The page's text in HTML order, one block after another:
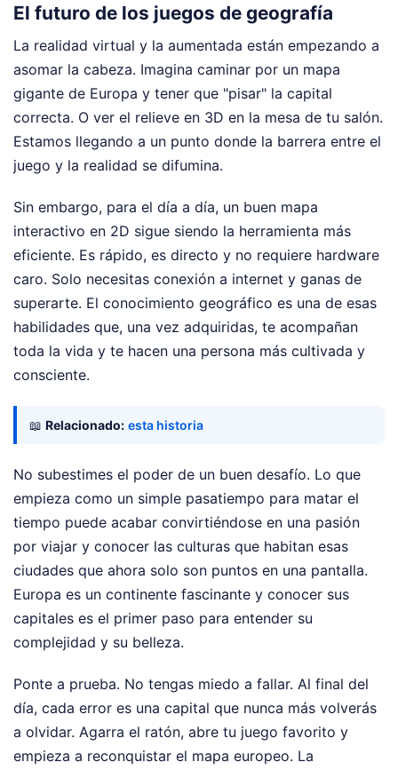
El futuro de los juegos de geografía
La realidad virtual y la aumentada están empezando a
asomar la cabeza. Imagina caminar por un mapa
gigante de Europa y tener que "pisar" la capital
correcta. O ver el relieve en 3D en la mesa de tu salón.
Estamos llegando a un punto donde la barrera entre el
juego y la realidad se difumina.
Sin embargo, para el día a día, un buen mapa
interactivo en 2D sigue siendo la herramienta más
eficiente. Es rápido, es directo y no requiere hardware
caro. Solo necesitas conexión a internet y ganas de
superarte. El conocimiento geográfico es una de esas
habilidades que, una vez adquiridas, te acompañan
toda la vida y te hacen una persona más cultivada y
consciente.
📖 Relacionado: esta historia
No subestimes el poder de un buen desafío. Lo que
empieza como un simple pasatiempo para matar el
tiempo puede acabar convirtiéndose en una pasión
por viajar y conocer las culturas que habitan esas
ciudades que ahora solo son puntos en una pantalla.
Europa es un continente fascinante y conocer sus
capitales es el primer paso para entender su
complejidad y su belleza.
Ponte a prueba. No tengas miedo a fallar. Al final del
día, cada error es una capital que nunca más volverás
a olvidar. Agarra el ratón, abre tu juego favorito y
empieza a reconquistar el mapa europeo. La